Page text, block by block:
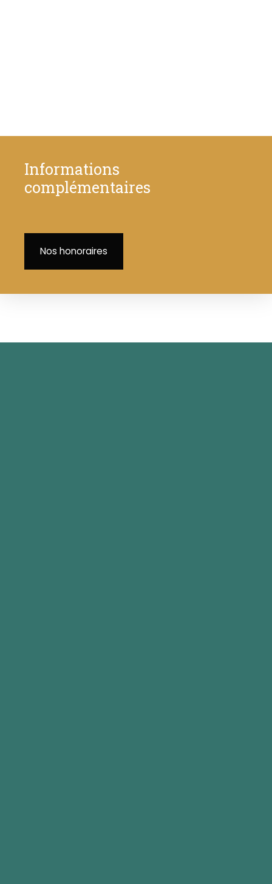
Informations
complémentaires
Nos honoraires